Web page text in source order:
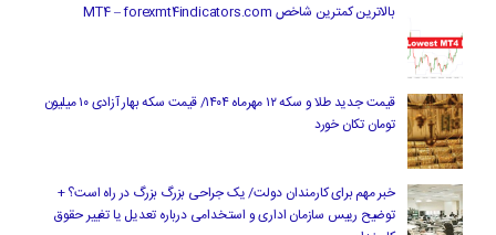
بالاترین کمترین شاخص MT4 – forexmt4indicators.com
قیمت جدید طلا و سکه ۱۲ مهرماه ۱۴۰۴/ قیمت سکه بهار آزادی ۱۰ میلیون
تومان تکان خورد
خبر مهم برای کارمندان دولت/ یک جراحی بزرگ بزرگ در راه است؟ +
توضیح رییس سازمان اداری و استخدامی درباره تعدیل یا تغییر حقوق